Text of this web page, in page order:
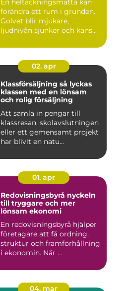
En heltäckningsmatta kan
förändra ett rum i grunden.
Golvet blir mjukare,
ljudnivån sjunker och käns...
02. apr
Klassförsäljning så lyckas
klassen med en lönsam
och rolig försäljning
Att samla in pengar till
klassresan, skolavslutningen
eller ett gemensamt projekt
har blivit en natu...
01. apr
Redovisningsbyrå nyckeln
till tryggare och mer
lönsam ekonomi
En redovisningsbyrå hjälper
företagare att få ordning,
struktur och framförhållning
i ekonomin. När ...
04. mar